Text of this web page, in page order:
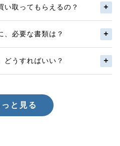
い取ってもらえるの？
、必要な書類は？
どうすればいい？
っと見る